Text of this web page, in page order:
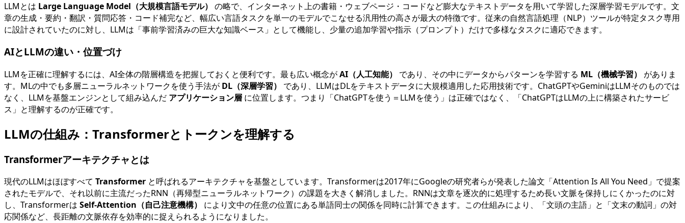
LLMとは Large Language Model（大規模言語モデル） の略で、インターネット上の書籍・ウェブページ・コードなど膨大なテキストデータを用いて学習した深層学習モデルです。文
章の生成・要約・翻訳・質問応答・コード補完など、幅広い言語タスクを単一のモデルでこなせる汎用性の高さが最大の特徴です。従来の自然言語処理（NLP）ツールが特定タスク専用
に設計されていたのに対し、LLMは「事前学習済みの巨大な知識ベース」として機能し、少量の追加学習や指示（プロンプト）だけで多様なタスクに適応できます。
AIとLLMの違い・位置づけ
LLMを正確に理解するには、AI全体の階層構造を把握しておくと便利です。最も広い概念がAI（人工知能） であり、その中にデータからパターンを学習する ML（機械学習）
がありま
す。MLの中でも多層ニューラルネットワークを使う手法が DL（深層学習）
であり、LLMはDLをテキストデータに大規模適用した応用技術です。ChatGPTやGeminiはLLMそのものでは
なく、LLMを基盤エンジンとして組み込んだ アプリケーション層 に位置します。つまり「ChatGPTを使う＝LLMを使う」は正確ではなく、「ChatGPTはLLMの上に構築されたサービ
ス」と理解するのが正確です。
LLMの仕組み：Transformerとトークンを理解する
Transformerアーキテクチャとは
現代のLLMはほぼすべて Transformer と呼ばれるアーキテクチャを基盤としています。Transformerは2017年にGoogleの研究者らが発表した論文「Attention Is All You Need」で提案
されたモデルで、それ以前に主流だったRNN（再帰型ニューラルネットワーク）の課題を大きく解消しました。RNNは文章を逐次的に処理するため長い文脈を保持しにくかったのに対
し、Transformerは Self-Attention（自己注意機構）
により文中の任意の位置にある単語同士の関係を同時に計算できます。この仕組みにより、「文頭の主語」と「文末の動詞」の対
応関係など、長距離の文脈依存を効率的に捉えられるようになりました。